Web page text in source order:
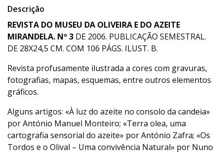
Descrição
REVISTA DO MUSEU DA OLIVEIRA E DO AZEITE
MIRANDELA. Nº 3 DE 2006. PUBLICAÇÃO SEMESTRAL.
DE 28X24,5 CM. COM 106 PÁGS. ILUST. B.
Revista profusamente ilustrada a cores com gravuras,
fotografias, mapas, esquemas, entre outros elementos
gráficos.
Alguns artigos: «À luz do azeite no consolo da candeia»
por António Manuel Monteiro; «Terra olea, uma
cartografia sensorial do azeite» por António Zafra; «Os
Tordos e o Olival – Uma convivência Natural» por Nuno